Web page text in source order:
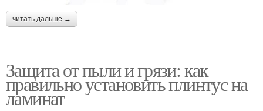
читать дальше →
Защита от пыли и грязи: как
правильно установить плинтус на
ламинат